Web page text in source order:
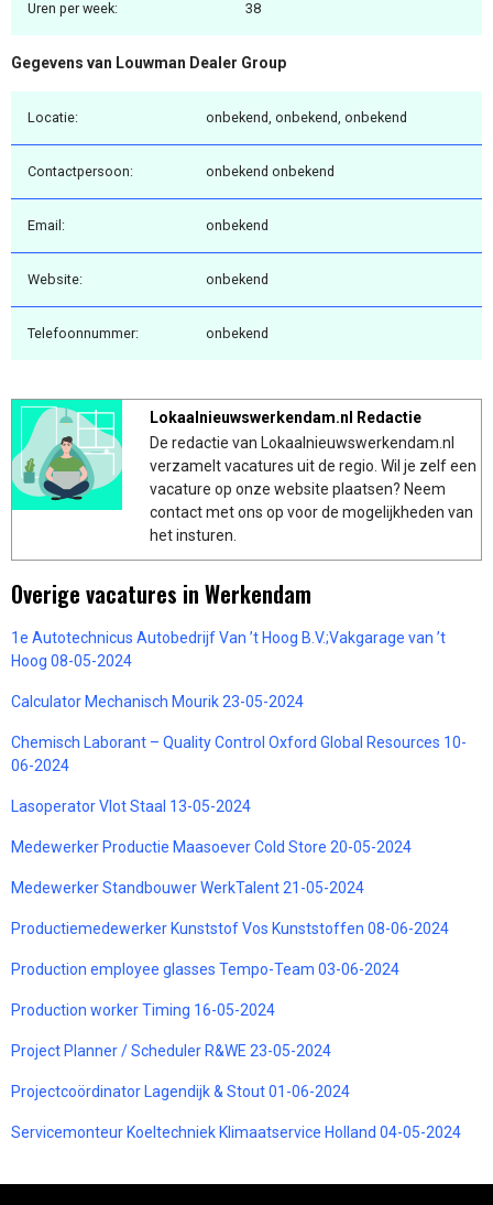
Uren per week: 38
Gegevens van Louwman Dealer Group
Locatie: onbekend, onbekend, onbekend
Contactpersoon: onbekend onbekend
Email: onbekend
Website: onbekend
Telefoonnummer: onbekend
Lokaalnieuwswerkendam.nl Redactie
De redactie van Lokaalnieuwswerkendam.nl
verzamelt vacatures uit de regio. Wil je zelf een
vacature op onze website plaatsen? Neem
contact met ons op voor de mogelijkheden van
het insturen.
Overige vacatures in Werkendam
1e Autotechnicus Autobedrijf Van ’t Hoog B.V.;Vakgarage van ’t
Hoog 08-05-2024
Calculator Mechanisch Mourik 23-05-2024
Chemisch Laborant – Quality Control Oxford Global Resources 10-
06-2024
Lasoperator Vlot Staal 13-05-2024
Medewerker Productie Maasoever Cold Store 20-05-2024
Medewerker Standbouwer WerkTalent 21-05-2024
Productiemedewerker Kunststof Vos Kunststoffen 08-06-2024
Production employee glasses Tempo-Team 03-06-2024
Production worker Timing 16-05-2024
Project Planner / Scheduler R&WE 23-05-2024
Projectcoördinator Lagendijk & Stout 01-06-2024
Servicemonteur Koeltechniek Klimaatservice Holland 04-05-2024